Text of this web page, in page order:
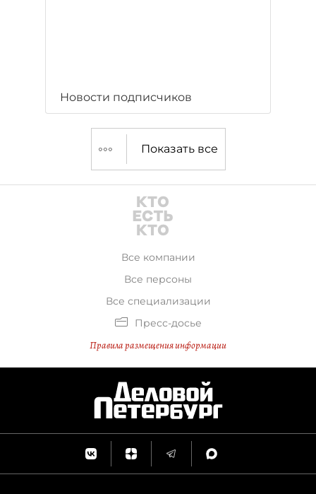
Новости подписчиков
Показать все
Все компании
Все персоны
Все специализации
Пресс-досье
Правила размещения информации